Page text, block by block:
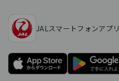
JALスマートフォンアプリ